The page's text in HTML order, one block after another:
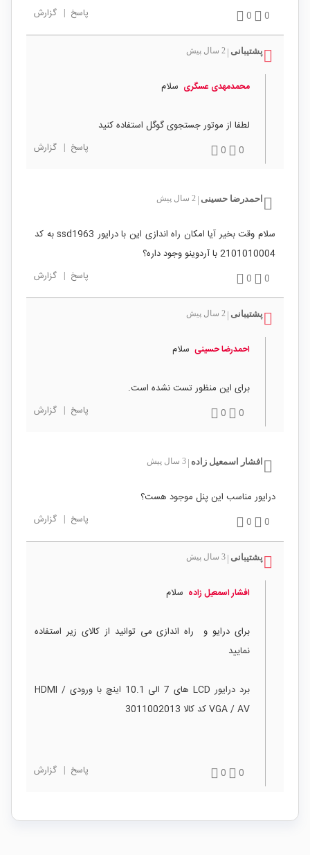
0
0 پاسخ | گزارش
پشتیبانی 2 سال پیش
محمدمهدی عسگری سلام
لطفا از موتور جستجوی گوگل استفاده کنید
0
0 پاسخ | گزارش
احمدرضا حسینی 2 سال پیش
سلام وقت بخیر آیا امکان راه اندازی این با درایور ssd1963 به کد
2101010004 با آردوینو وجود داره؟
0
0 پاسخ | گزارش
پشتیبانی 2 سال پیش
احمدرضا حسینی سلام
برای این منظور تست نشده است.
0
0 پاسخ | گزارش
افشار اسمعیل زاده 3 سال پیش
درایور مناسب این پنل موجود هست؟
0
0 پاسخ | گزارش
پشتیبانی 3 سال پیش
افشار اسمعیل زاده سلام
برای درایو و راه اندازی می توانید از کالای زیر استفاده
نمایید
برد درایور LCD های 7 الی 10.1 اینچ با ورودی HDMI /
VGA / AV کد کالا 3011002013
0
0 پاسخ | گزارش